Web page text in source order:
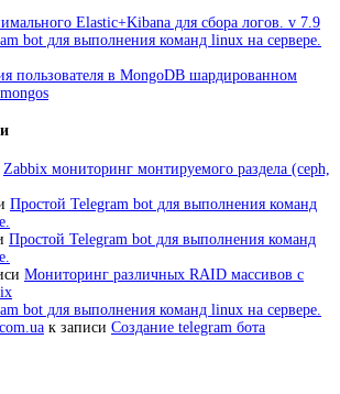
Elastic+Kibana для сбора логов. v 7.9
bot для выполнения команд linux на сервере.
пользователя в MongoDB шардированном
Zabbix мониторинг монтируемого раздела (ceph,
Простой Telegram bot для выполнения команд
Простой Telegram bot для выполнения команд
Мониторинг различных RAID массивов с
bot для выполнения команд linux на сервере.
к записи Создание telegram бота